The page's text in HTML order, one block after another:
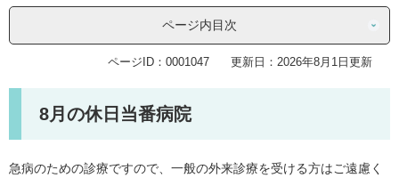
ページ内目次
ページID：0001047 更新日：2026年8月1日更新
8月の休日当番病院
急病のための診療ですので、一般の外来診療を受ける方はご遠慮く